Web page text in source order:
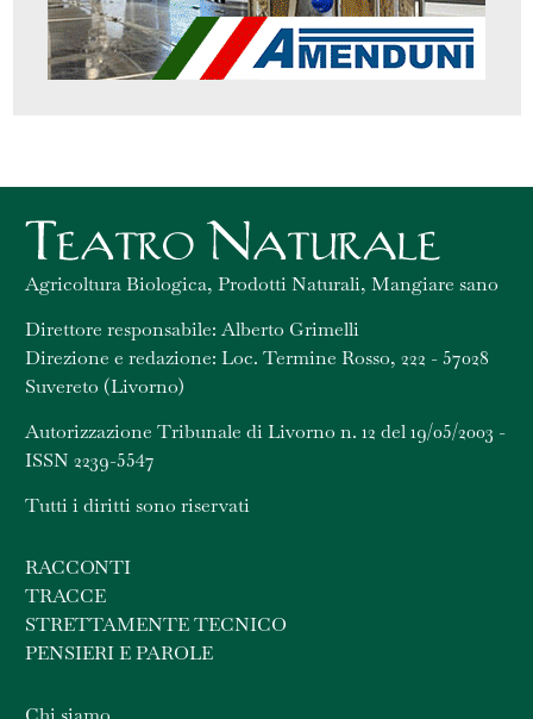
Agricoltura Biologica, Prodotti Naturali, Mangiare sano
Direttore responsabile: Alberto Grimelli
Direzione e redazione: Loc. Termine Rosso, 222 - 57028
Suvereto (Livorno)
Autorizzazione Tribunale di Livorno n. 12 del 19/05/2003 -
ISSN 2239-5547
Tutti i diritti sono riservati
RACCONTI
TRACCE
STRETTAMENTE TECNICO
PENSIERI E PAROLE